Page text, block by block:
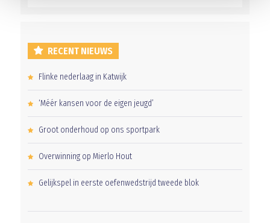
RECENT NIEUWS
Flinke nederlaag in Katwijk
‘Méér kansen voor de eigen jeugd’
Groot onderhoud op ons sportpark
Overwinning op Mierlo Hout
Gelijkspel in eerste oefenwedstrijd tweede blok